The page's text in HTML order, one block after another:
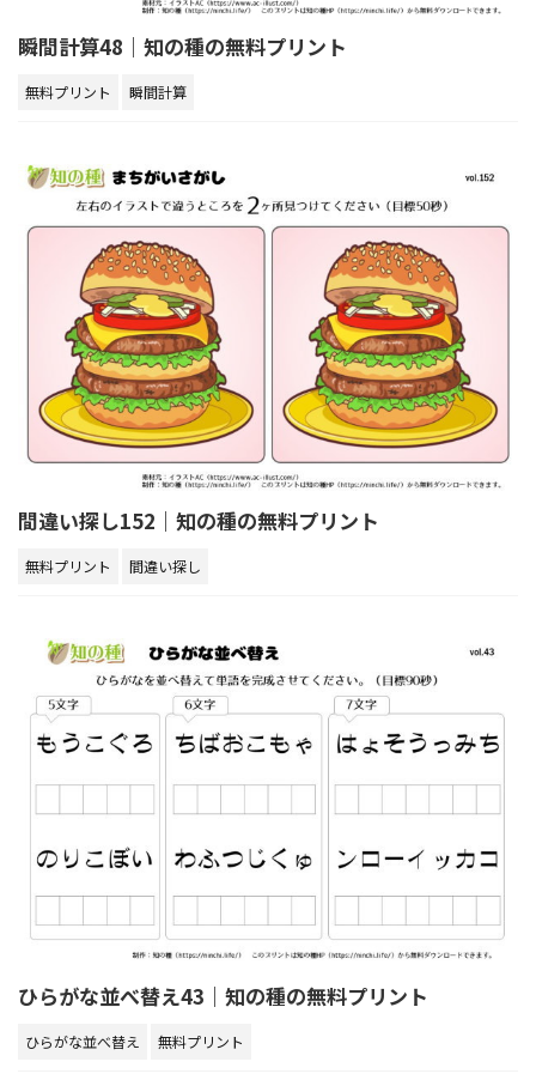
瞬間計算48｜知の種の無料プリント
無料プリント 瞬間計算
間違い探し152｜知の種の無料プリント
無料プリント 間違い探し
ひらがな並べ替え43｜知の種の無料プリント
ひらがな並べ替え 無料プリント